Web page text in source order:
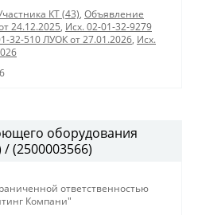
КТ (43), Объявление
24.12.2025, Исх. 02-01-32-9279
32-510 ЛУОК от 27.01.2026, Исх.
оборудования
(2500003566)
ответственностью
Компани"